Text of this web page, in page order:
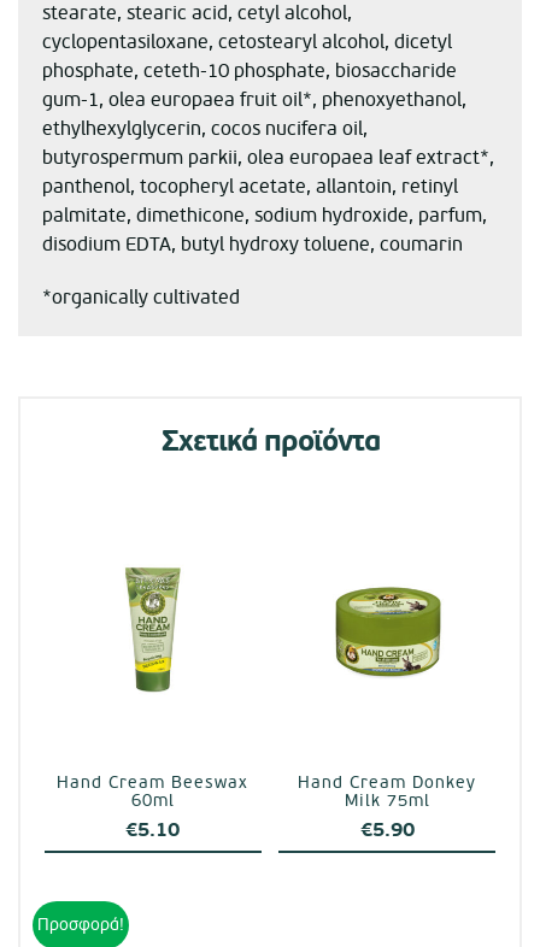
stearate, stearic acid, cetyl alcohol,
cyclopentasiloxane, cetostearyl alcohol, dicetyl
phosphate, ceteth-10 phosphate, biosaccharide
gum-1, olea europaea fruit oil*, phenoxyethanol,
ethylhexylglycerin, cocos nucifera oil,
butyrospermum parkii, olea europaea leaf extract*,
panthenol, tocopheryl acetate, allantoin, retinyl
palmitate, dimethicone, sodium hydroxide, parfum,
disodium EDTA, butyl hydroxy toluene, coumarin
*organically cultivated
Σχετικά προϊόντα
Hand Cream Beeswax
60ml
€5.10
Hand Cream Donkey
Milk 75ml
€5.90
Προσφορά!